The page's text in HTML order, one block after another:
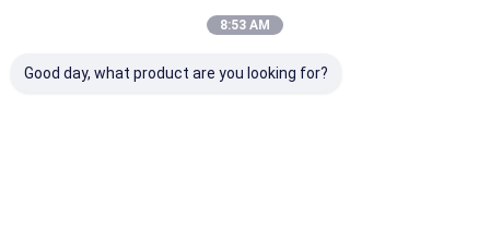
8:53 AM
Good day, what product are you looking for?